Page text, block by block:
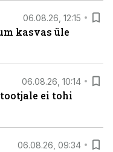
06.08.26, 12:15
kasvas üle
06.08.26, 10:14
ei tohi
06.08.26, 09:34